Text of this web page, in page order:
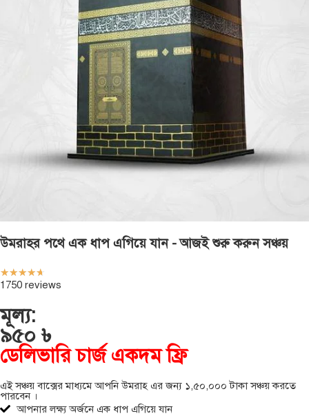
উমরাহর পথে এক ধাপ এগিয়ে যান - আজই শুরু করুন সঞ্চয়
☆☆☆☆☆
1750 reviews
মূল্য:
৯৫০ ৳
ডেলিভারি চার্জ একদম ফ্রি
এই সঞ্চয় বাক্সের মাধ্যমে আপনি উমরাহ এর জন্য ১,৫০,০০০ টাকা সঞ্চয় করতে
পারবেন ।
আপনার লক্ষ্য অর্জনে এক ধাপ এগিয়ে যান